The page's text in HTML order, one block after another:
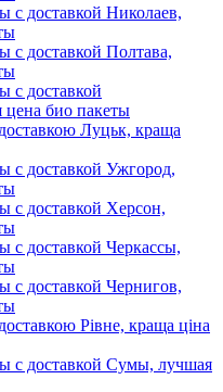
с доставкой Николаев,
с доставкой Полтава,
с доставкой
цена био пакеты
Луцьк, краща
с доставкой Ужгород,
с доставкой Херсон,
с доставкой Черкассы,
с доставкой Чернигов,
Рівне, краща ціна
с доставкой Сумы, лучшая